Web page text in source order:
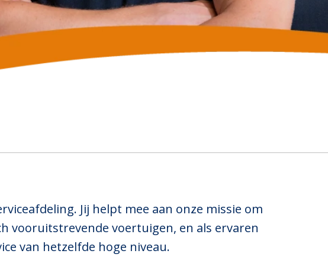
Jij helpt mee aan onze missie om
vooruitstrevende voertuigen, en als ervaren
van hetzelfde hoge niveau.